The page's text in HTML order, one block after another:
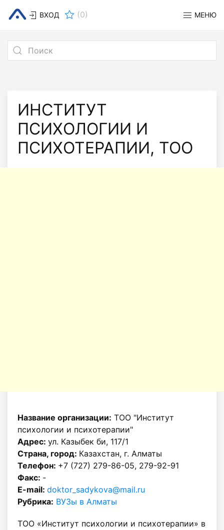
ВХОД (0) МЕНЮ
ИНСТИТУТ
ПСИХОЛОГИИ И
ПСИХОТЕРАПИИ, ТОО
Название организации: ТОО "Институт
психологии и психотерапии"
Адрес: ул. Казыбек би, 117/1
Страна, город: Казахстан, г. Алматы
Телефон: +7 (727) 279-86-05, 279-92-91
Факс: -
E-mail: doktor_sadykova@mail.ru
Рубрика: ВУЗы в Алматы
ТОО «Институт психологии и психотерапии» в